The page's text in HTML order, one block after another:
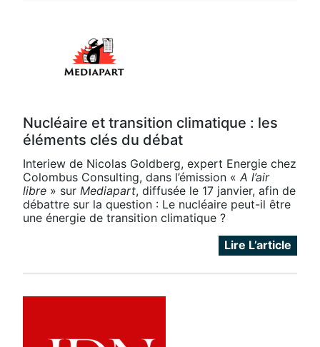
Nucléaire et transition climatique : les
éléments clés du débat
Interiew de Nicolas Goldberg, expert Energie chez
Colombus Consulting, dans l’émission « A l’air
libre » sur Mediapart, diffusée le 17 janvier, afin de
débattre sur la question : Le nucléaire peut-il être
une énergie de transition climatique ?
Lire L’article